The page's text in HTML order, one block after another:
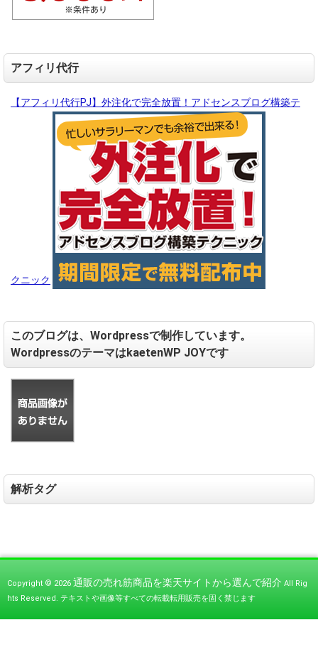
アフィリ代行
【アフィリ代行PJ】外注化で完全放置！アドセンスブログ構築テ
クニック
このブログは、Wordpressで制作しています。
WordpressのテーマはkaetenWP JOYです
解析タグ
Copyright © 2026 通販の売れ筋商品を楽天サイトから選んで紹介 All Rig
hts Reserved. テキストや画像等すべての転載転用販売を固く禁じます